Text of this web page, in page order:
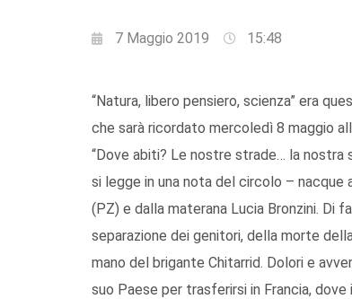
7 Maggio 2019 15:48
“Natura, libero pensiero, scienza” era
che sarà ricordato mercoledì 8 maggio
“Dove abiti? Le nostre strade… la nostra
si legge in una nota del circolo – nacque
(PZ) e dalla materana Lucia Bronzini. Di
separazione dei genitori, della morte
mano del brigante Chitarrid. Dolori e
suo Paese per trasferirsi in Francia,